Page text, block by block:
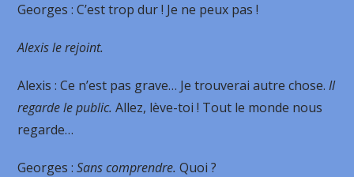
Georges : C’est trop dur ! Je ne peux pas !
Alexis le rejoint.
Alexis : Ce n’est pas grave… Je trouverai autre chose.Il
regarde le public. Allez, lève-toi ! Tout le monde nous
regarde…
Georges :Sans comprendre. Quoi ?